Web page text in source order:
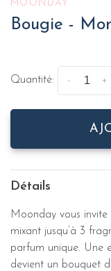
MOONDAY
Bougie -
Quantité: +
-
Détails
Moonday vous
mixant jusqu’à 3
parfum unique. Une
devient un bouquet